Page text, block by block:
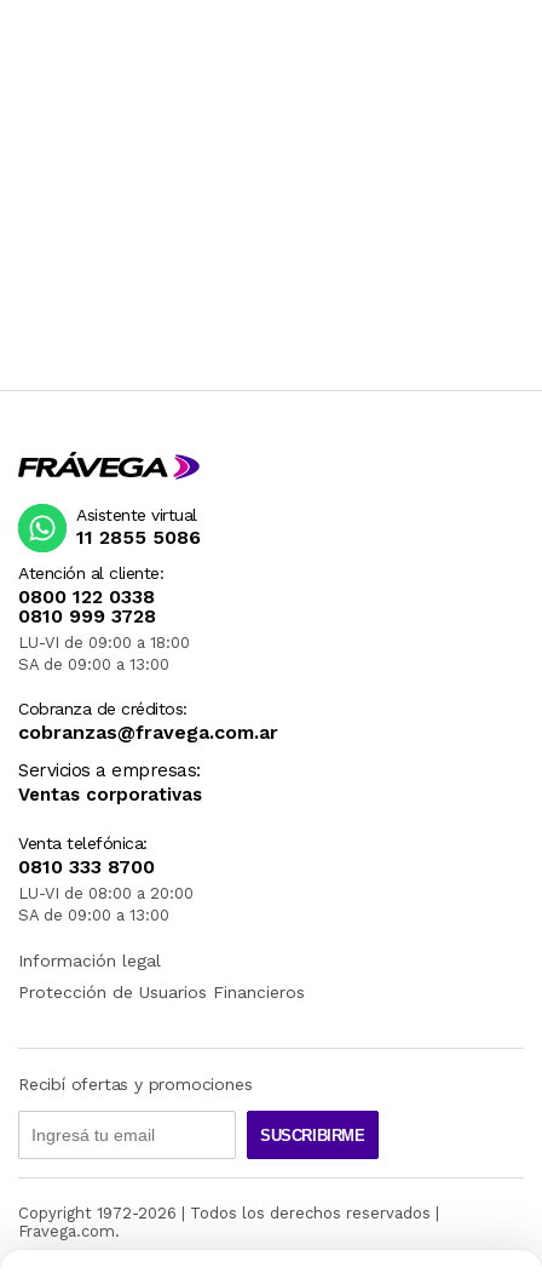
Atención al cliente:
0800 122 0338
0810 999 3728
LU-VI de 09:00 a 18:00
SA de 09:00 a 13:00
Cobranza de créditos:
cobranzas@fravega.com.ar
Servicios a empresas:
Ventas corporativas
Venta telefónica:
0810 333 8700
LU-VI de 08:00 a 20:00
SA de 09:00 a 13:00
Asistente virtual
11 2855 5086
Información legal
Protección de Usuarios Financieros
Recibí ofertas y promociones
SUSCRIBIRME
Copyright 1972-2026 | Todos los derechos reservados |
Fravega.com.